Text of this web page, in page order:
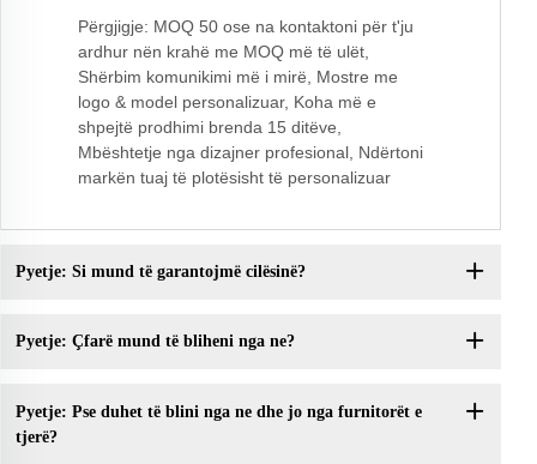
Përgjigje: MOQ 50 ose na kontaktoni për t'ju
ardhur nën krahë me MOQ më të ulët,
Shërbim komunikimi më i mirë, Mostre me
logo & model personalizuar, Koha më e
shpejtë prodhimi brenda 15 ditëve,
Mbështetje nga dizajner profesional, Ndërtoni
markën tuaj të plotësisht të personalizuar
Pyetje: Si mund të garantojmë cilësinë?
Pyetje: Çfarë mund të bliheni nga ne?
Pyetje: Pse duhet të blini nga ne dhe jo nga furnitorët e
tjerë?